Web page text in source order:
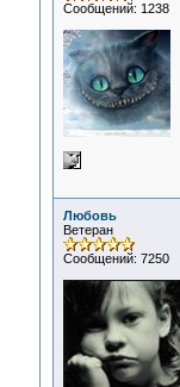
Сообщений: 1238
Любовь
Ветеран
Сообщений: 7250